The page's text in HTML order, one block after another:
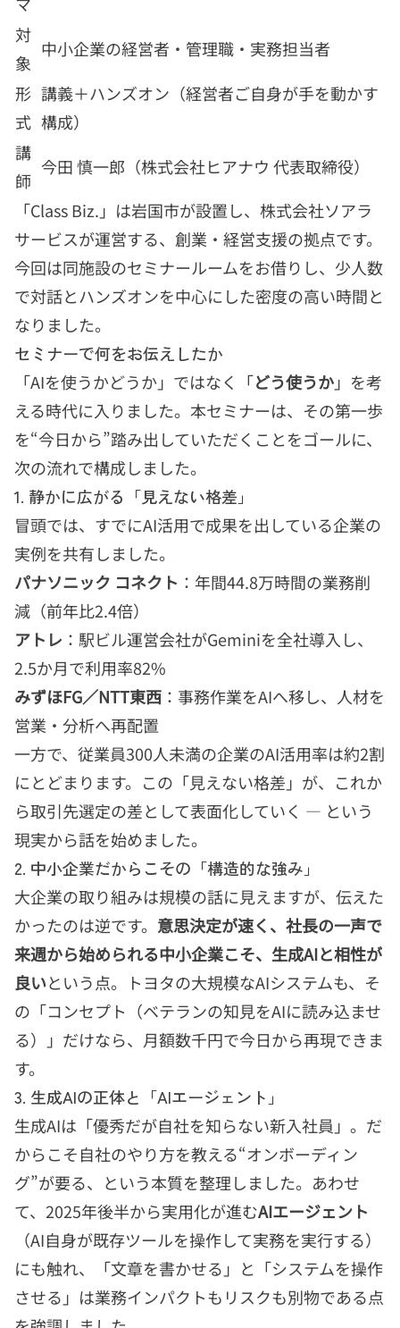
対
象
中小企業の経営者・管理職・実務担当者
形
式
講義＋ハンズオン（経営者ご自身が手を動かす
構成）
講
師
今田 慎一郎（株式会社ヒアナウ 代表取締役）
「Class Biz.」は岩国市が設置し、株式会社ソアラ
サービスが運営する、創業・経営支援の拠点です。
今回は同施設のセミナールームをお借りし、少人数
で対話とハンズオンを中心にした密度の高い時間と
なりました。
セミナーで何をお伝えしたか
「AIを使うかどうか」ではなく「どう使うか」を考
える時代に入りました。本セミナーは、その第一歩
を“今日から”踏み出していただくことをゴールに、
次の流れで構成しました。
1. 静かに広がる「見えない格差」
冒頭では、すでにAI活用で成果を出している企業の
実例を共有しました。
パナソニック コネクト ：年間44.8万時間の業務削
減（前年比2.4倍）
アトレ ：駅ビル運営会社がGeminiを全社導入し、
2.5か月で利用率82%
みずほFG／NTT東西 ：事務作業をAIへ移し、人材を
営業・分析へ再配置
一方で、従業員300人未満の企業のAI活用率は約2割
にとどまります。この「見えない格差」が、これか
ら取引先選定の差として表面化していく — という
現実から話を始めました。
2. 中小企業だからこその「構造的な強み」
大企業の取り組みは規模の話に見えますが、伝えた
かったのは逆です。 意思決定が速く、社長の一声で
来週から始められる中小企業こそ、生成AIと相性が
良いという点。トヨタの大規模なAIシステムも、そ
の「コンセプト（ベテランの知見をAIに読み込ませ
る）」だけなら、月額数千円で今日から再現できま
す。
3. 生成AIの正体と「AIエージェント」
生成AIは「優秀だが自社を知らない新入社員」。だ
からこそ自社のやり方を教える“オンボーディン
グ”が要る、という本質を整理しました。あわせ
て、2025年後半から実用化が進むAIエージェント
（AI自身が既存ツールを操作して実務を実行する）
にも触れ、「文章を書かせる」と「システムを操作
させる」は業務インパクトもリスクも別物である点